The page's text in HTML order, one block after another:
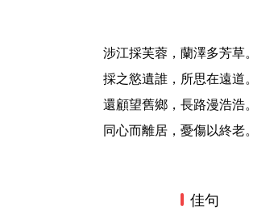
涉江採芙蓉，蘭澤多芳草。
採之慾遺誰，所思在遠道。
還顧望舊鄉，長路漫浩浩。
同心而離居，憂傷以終老。
佳句